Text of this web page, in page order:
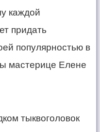
каждой
придать
популярностью в
мастерице Елене
тыквоголовок